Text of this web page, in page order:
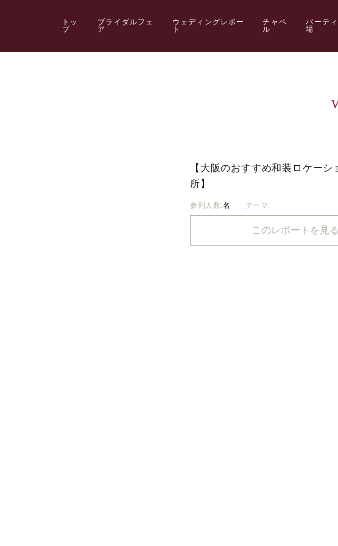
トッ
プ
ブライダルフェ
ア
ウェディングレポー
ト
チャペ
ル
パーテ
場
【大阪のおすすめ和装ロケーシ
所】
参列人数:名 テーマ:
このレポートを見る